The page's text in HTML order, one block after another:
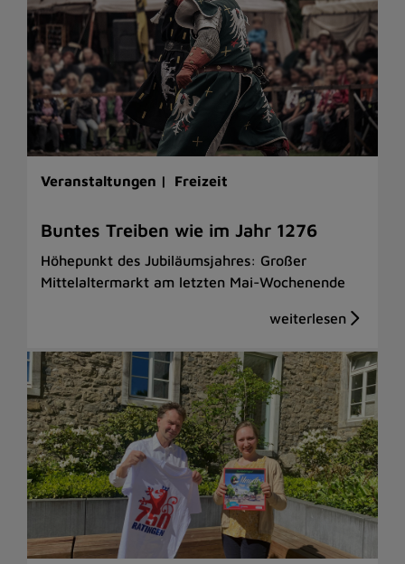
Veranstaltungen | Freizeit
Buntes Treiben wie im Jahr 1276
Höhepunkt des Jubiläumsjahres: Großer
Mittelaltermarkt am letzten Mai-Wochenende